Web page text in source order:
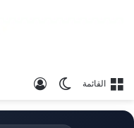
القائمة الوضع المظلم